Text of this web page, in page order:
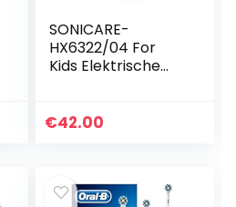
SONICARE-
HX6322/04 For
Kids Elektrische
bluetooth – Met
€42.00